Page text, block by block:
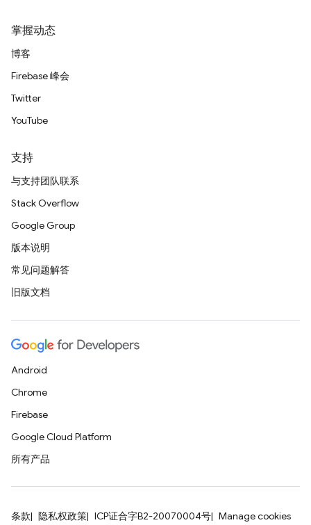
掌握动态
博客
Firebase 峰会
Twitter
YouTube
支持
与支持团队联系
Stack Overflow
Google Group
版本说明
常见问题解答
旧版文档
Android
Chrome
Firebase
Google Cloud Platform
所有产品
条款 隐私权政策 ICP证合字B2-20070004号 Manage cookies